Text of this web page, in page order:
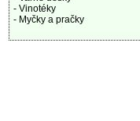
- Vinotéky
- Myčky a pračky